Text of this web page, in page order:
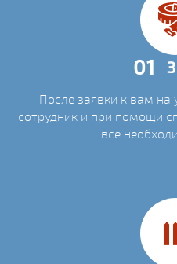
01
После заявки к вам на
сотрудник и при помощи
все